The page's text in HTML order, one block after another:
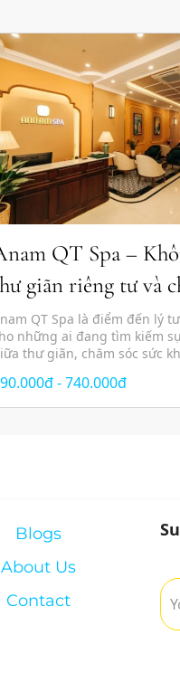
QT Spa –
giãn riêng tư và
khỏe toàn diện
QT Spa là điểm đến lý
những ai đang tìm kiếm
thư giãn, chăm sóc sức
phố. Với triết lý chăm
spa mang đến đa dạng
- 740.000đ
Blogs
About Us
Contact